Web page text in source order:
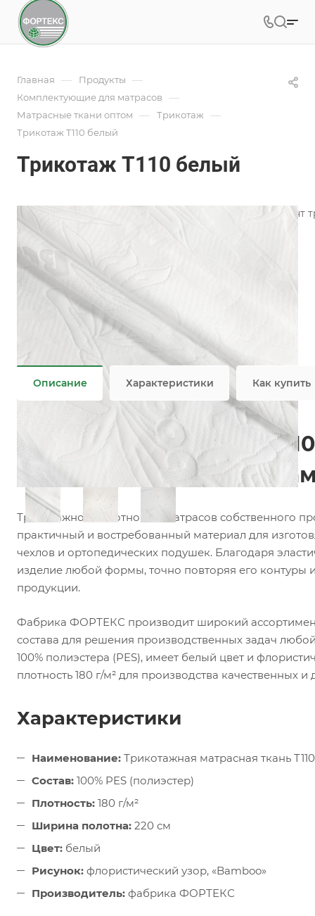
Главная — Продукты —
Комплектующие для матрасов —
Матрасные ткани оптом — Трикотаж —
Трикотаж T110 белый
Трикотаж T110 белый
Фабрика ФОРТЕКС производит широкий ассортимент
пошива чехлов.
Подробности
Характеристики
Коллекция
100% PES
Плотность
180 гр/м2
Все характеристики
Описание Характеристики Как купить
Матрасный трикотаж
матрасов, топперов и
Трикотажное полотно для матрасов собственного
практичный и востребованный материал для
чехлов и ортопедических подушек. Благодаря
изделие любой формы, точно повторяя его контуры
продукции.
Фабрика ФОРТЕКС производит широкий
состава для решения производственных задач
100% полиэстера (PES), имеет белый цвет и
плотность 180 г/м² для производства качественных
Характеристики
Наименование: Трикотажная матрасная ткань
Состав: 100% PES (полиэстер)
Плотность: 180 г/м²
Ширина полотна: 220 см
Цвет: белый
Рисунок: флористический узор, «Bamboo»
Производитель: фабрика ФОРТЕКС